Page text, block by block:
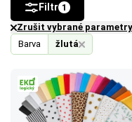
Barva žlutá
Zrušit vybrané parametry
Filtr 1